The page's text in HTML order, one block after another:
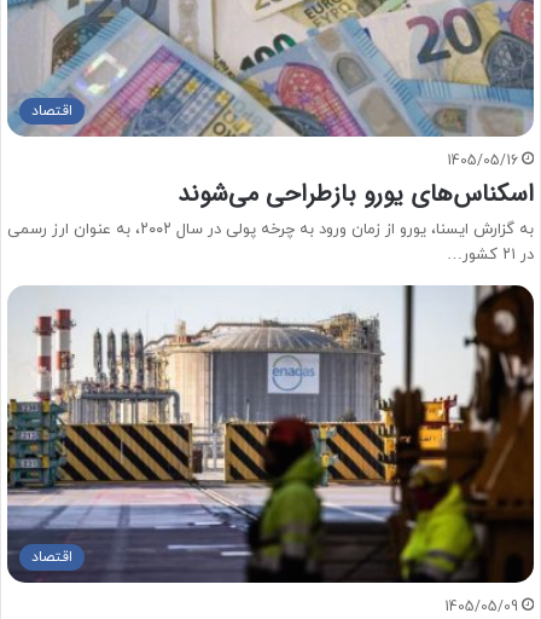
اقتصاد
1405/05/16
اسکناس‌های یورو بازطراحی می‌شوند
به گزارش ایسنا، یورو از زمان ورود به چرخه پولی در سال ۲۰۰۲، به عنوان ارز رسمی
در ۲۱ کشور…
اقتصاد
1405/05/09